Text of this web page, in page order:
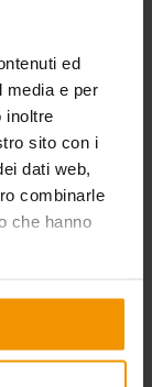
ed
media e per
inoltre
sito con i
dati web,
combinarle
che hanno
come garage,
diventa di
garantire il
beneficio dei
si dovranno
e partizioni